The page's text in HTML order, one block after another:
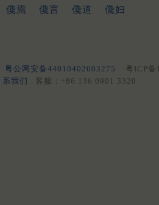
儳焉 儳言 儳道 儳妇
粤公网安备44010402003275 粤ICP备
系我们
客服：+86 136 0901 3320